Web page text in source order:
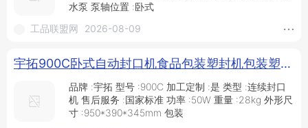
水泵 泵轴位置 :卧式
工品联盟网
2026-08-09
宇拓900C卧式自动封口机食品包装塑封机包装塑封机_供应产品_焦作市宇拓机械设备有限公司
品牌 :宇拓 型号 :900C 加工定制 :是 类型 :连续封口
机 售后服务 :国家标准 功率 :50W 重量 :28kg 外形尺
寸 :950*390*345mm 包装